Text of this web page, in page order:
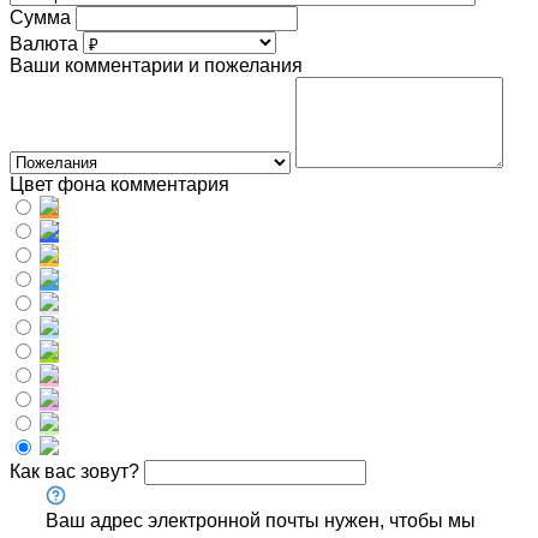
Сумма
Валюта
Ваши комментарии и пожелания
Цвет фона комментария
Как вас зовут?
Ваш адрес электронной почты нужен, чтобы мы